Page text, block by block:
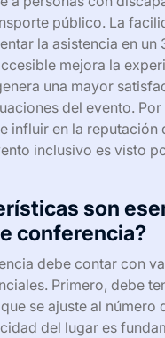
público. La
la asistencia en un
mejora la
una mayor
del evento. Por
influir en la reputación
inclusivo es visto
son
conferencia?
debe contar con
Primero, debe
se ajuste al número
del lugar es